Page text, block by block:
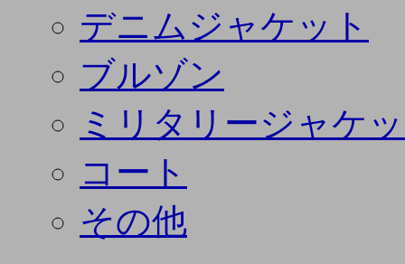
デニムジャケット
ブルゾン
ミリタリージャケ
コート
その他